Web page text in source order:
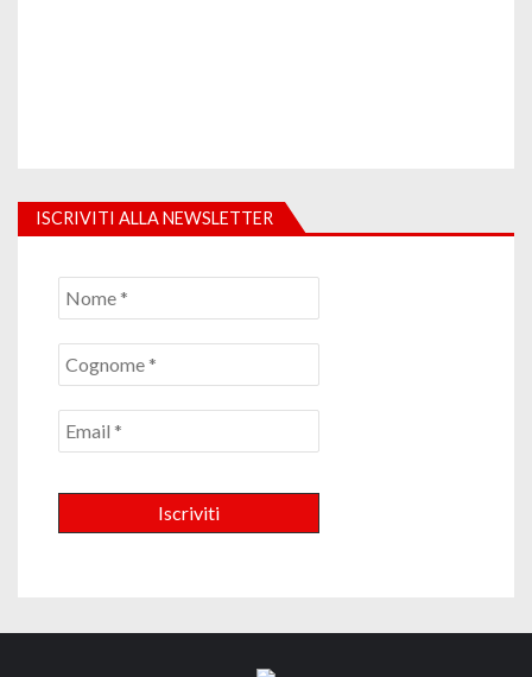
ISCRIVITI ALLA NEWSLETTER